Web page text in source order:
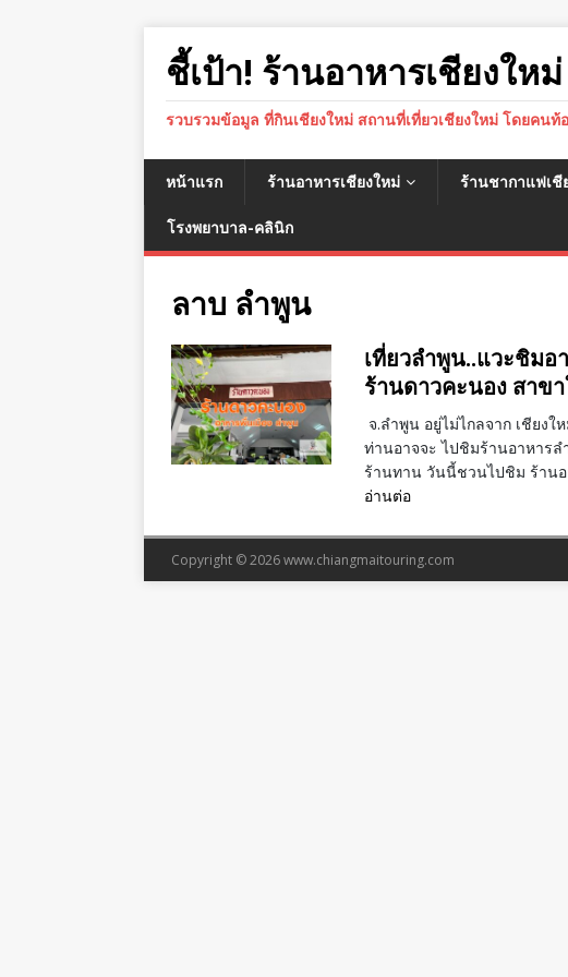
ชี้เป้า! ร้านอาหารเชียงใ
รวบรวมข้อมูล ที่กินเชียงใหม่ สถานที่เที่ยวเชียงใหม่ โดยคนท้
หน้าแรก ร้านอาหารเชียงใหม่ ร้านชากาแฟเชี
โรงพยาบาล-คลินิก
ลาบ ลำพูน
เที่ยวลำพูน..แวะชิมอ
ร้านดาวคะนอง สาขา
จ.ลำพูน อยู่ไม่ไกลจาก เชียงใ
ท่านอาจจะ ไปชิมร้านอาหาร
ร้านทาน วันนี้ชวนไปชิม ร้านอ
อ่านต่อ
Copyright © 2026www.chiangmaitouring.com